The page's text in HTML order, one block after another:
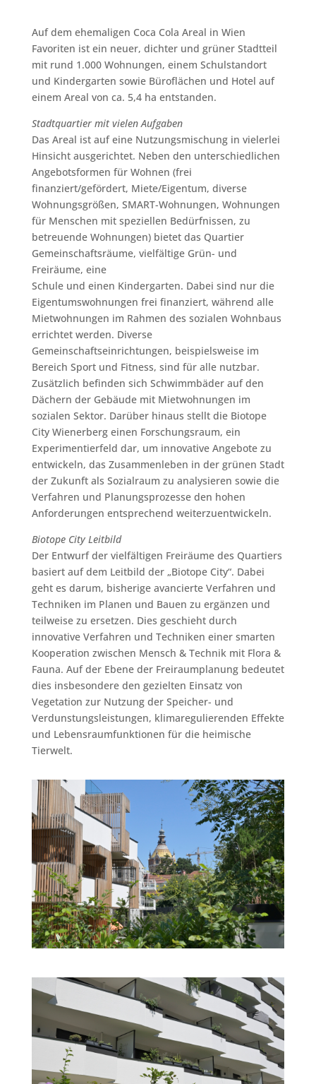
Auf dem ehemaligen Coca Cola Areal in Wien
Favoriten ist ein neuer, dichter und grüner Stadtteil
mit rund 1.000 Wohnungen, einem Schulstandort
und Kindergarten sowie Büroflächen und Hotel auf
einem Areal von ca. 5,4 ha entstanden.
Stadtquartier mit vielen Aufgaben
Das Areal ist auf eine Nutzungsmischung in vielerlei
Hinsicht ausgerichtet. Neben den unterschiedlichen
Angebotsformen für Wohnen (frei
finanziert/gefördert, Miete/Eigentum, diverse
Wohnungsgrößen, SMART-Wohnungen, Wohnungen
für Menschen mit speziellen Bedürfnissen, zu
betreuende Wohnungen) bietet das Quartier
Gemeinschaftsräume, vielfältige Grün- und
Freiräume, eine
Schule und einen Kindergarten. Dabei sind nur die
Eigentumswohnungen frei finanziert, während alle
Mietwohnungen im Rahmen des sozialen Wohnbaus
errichtet werden. Diverse
Gemeinschaftseinrichtungen, beispielsweise im
Bereich Sport und Fitness, sind für alle nutzbar.
Zusätzlich befinden sich Schwimmbäder auf den
Dächern der Gebäude mit Mietwohnungen im
sozialen Sektor. Darüber hinaus stellt die Biotope
City Wienerberg einen Forschungsraum, ein
Experimentierfeld dar, um innovative Angebote zu
entwickeln, das Zusammenleben in der grünen Stadt
der Zukunft als Sozialraum zu analysieren sowie die
Verfahren und Planungsprozesse den hohen
Anforderungen entsprechend weiterzuentwickeln.
Biotope City Leitbild
Der Entwurf der vielfältigen Freiräume des Quartiers
basiert auf dem Leitbild der „Biotope City“. Dabei
geht es darum, bisherige avancierte Verfahren und
Techniken im Planen und Bauen zu ergänzen und
teilweise zu ersetzen. Dies geschieht durch
innovative Verfahren und Techniken einer smarten
Kooperation zwischen Mensch & Technik mit Flora &
Fauna. Auf der Ebene der Freiraumplanung bedeutet
dies insbesondere den gezielten Einsatz von
Vegetation zur Nutzung der Speicher- und
Verdunstungsleistungen, klimaregulierenden Effekte
und Lebensraumfunktionen für die heimische
Tierwelt.